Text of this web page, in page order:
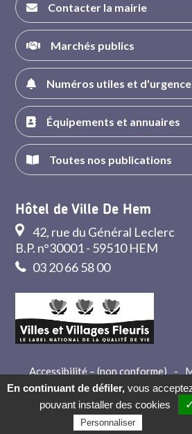
Contacter la mairie
Marchés publics
Numéros utiles et d'urgence
Équipements et annuaires
Toutes nos publications
Hôtel de Ville De Hem
42, rue du Général Leclerc
B.P. n°30001 - 59510 HEM
03 20 66 58 00
Accessibilité – (non conforme) -
Crédits
-
En continuant de défiler, vous
pouvant installer des cookies
Personnaliser